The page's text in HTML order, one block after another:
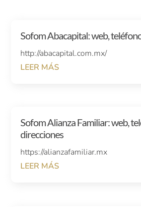
Sofom Abacapital: web,
http://abacapital.com.mx/
LEER MÁS
Sofom Alianza Familiar: web,
direcciones
https://alianzafamiliar.mx
LEER MÁS